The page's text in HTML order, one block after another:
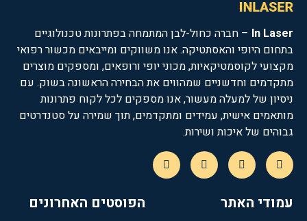
In Laser – חברה כחול-לבן המתמחה בפתרונות טכנולוגיים
בתחום היופי והאסתטיקה. אנו משווקים ומייבאים מכשור רפואי
מקצועי לקוסמטיקאיות, מכוני יופי ורופאים, ומספקים מוצרים
מתקדמים וחדשניים שמהווים את הבחירה הראשונה בשוק. עם
ניסיון של למעלה מעשור, אנו מספקים לכל לקוח פתרונות
מותאמים אישית, עמידים ומתקדמים, תוך שמירה על סטנדרטים
גבוהים של איכות ושירות.
עמודי האתר הפוסטים האחרונים